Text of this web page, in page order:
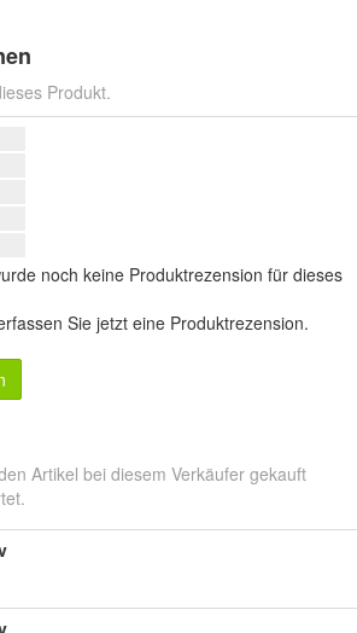
Produkt.
noch keine Produktrezension für dieses
Sie jetzt eine Produktrezension.
Artikel bei diesem Verkäufer gekauft